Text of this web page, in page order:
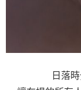
日落